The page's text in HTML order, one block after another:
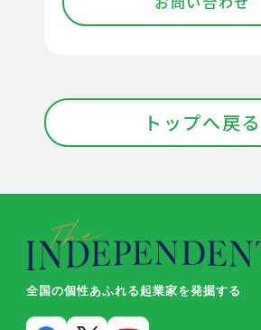
トップへ戻る
全国の個性あふれる起業家を発掘する